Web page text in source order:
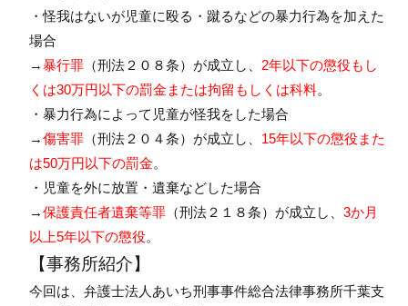
・怪我はないが児童に殴る・蹴るなどの暴力行為を加えた
場合
→暴行罪 （刑法２０８条）が成立し、 2年以下の懲役もし
くは30万円以下の罰金または拘留もしくは科料。
・暴力行為によって児童が怪我をした場合
→傷害罪 （刑法２０４条）が成立し、 15年以下の懲役また
は50万円以下の罰金。
・児童を外に放置・遺棄などした場合
→保護責任者遺棄等罪 （刑法２１８条）が成立し、 3か月
以上5年以下の懲役。
【事務所紹介】
今回は、弁護士法人あいち刑事事件総合法律事務所千葉支